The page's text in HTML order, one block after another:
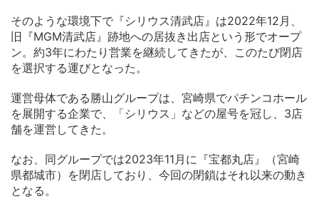
そのような環境下で『シリウス清武店』は2022年12月、
旧『MGM清武店』跡地への居抜き出店という形でオープ
ン。約3年にわたり営業を継続してきたが、このたび閉店
を選択する運びとなった。
運営母体である勝山グループは、宮崎県でパチンコホール
を展開する企業で、「シリウス」などの屋号を冠し、3店
舗を運営してきた。
なお、同グループでは2023年11月に『宝都丸店』（宮崎
県都城市）を閉店しており、今回の閉鎖はそれ以来の動き
となる。